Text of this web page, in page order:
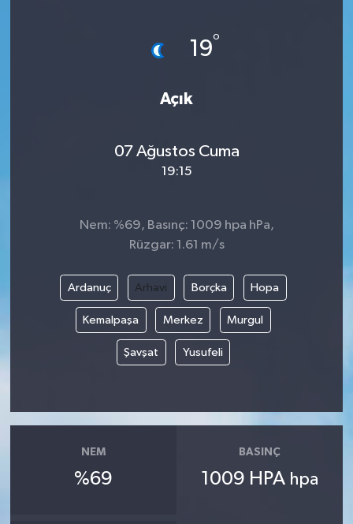
19°
Açık
07 Ağustos Cuma
19:15
Nem: %69, Basınç: 1009 hpa hPa,
Rüzgar: 1.61 m/s
Ardanuç Arhavi Borçka Hopa
Kemalpaşa Merkez Murgul
Şavşat Yusufeli
NEM
%69
BASINÇ
1009 HPA hpa
Politika
Siyaset